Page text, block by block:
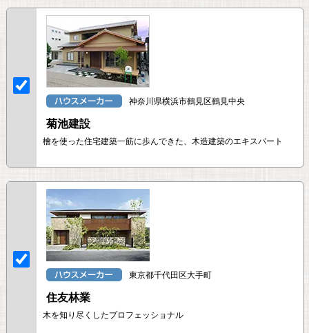
神奈川県横浜市鶴見区鶴見中央
菊池建設
檜を使った住宅建築一筋に歩んできた、木造建築のエキスパート
東京都千代田区大手町
住友林業
木を知り尽くしたプロフェッショナル